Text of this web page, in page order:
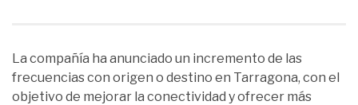
La compañía ha anunciado un incremento de las
frecuencias con origen o destino en Tarragona, con el
objetivo de mejorar la conectividad y ofrecer más